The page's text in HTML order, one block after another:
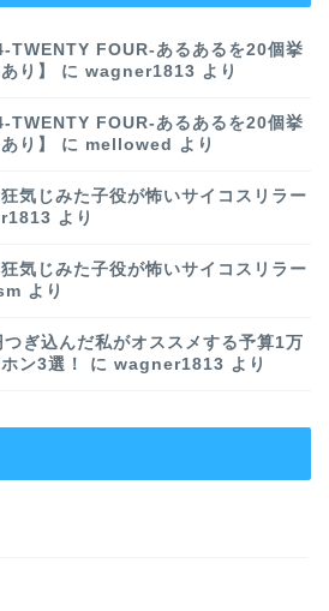
TWENTY FOUR-あるあるを20個挙
り】
に wagner1813 より
TWENTY FOUR-あるあるを20個挙
り】
に mellowed より
気じみた子役が怖いサイコスリラー
より
気じみた子役が怖いサイコスリラー
より
ぎ込んだ私がオススメする予算1万
ン3選！
に wagner1813 より